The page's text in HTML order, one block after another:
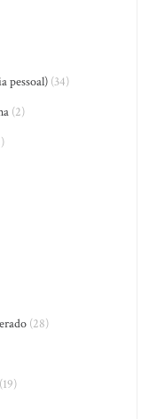
pessoal)(34)
(2)
(28)